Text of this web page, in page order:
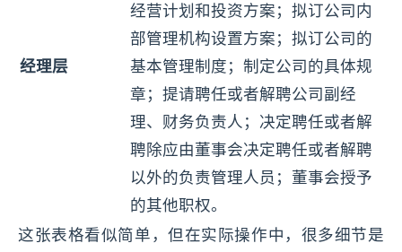
经理层
经营计划和投资方案；拟订公司内
部管理机构设置方案；拟订公司的
基本管理制度；制定公司的具体规
章；提请聘任或者解聘公司副经
理、财务负责人；决定聘任或者解
聘除应由董事会决定聘任或者解聘
以外的负责管理人员；董事会授予
的其他职权。
这张表格看似简单，但在实际操作中，很多细节是